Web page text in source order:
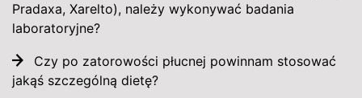
Pradaxa, Xarelto), należy wykonywać badania
laboratoryjne?
Czy po zatorowości płucnej powinnam stosować
jakąś szczególną dietę?